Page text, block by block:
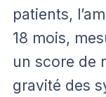
patients,
18 mois,
un score de
gravité des